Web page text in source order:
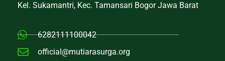
Kel. Sukamantri, Kec. Tamansari Bogor Jawa Barat
6282111100042
official@mutiarasurga.org